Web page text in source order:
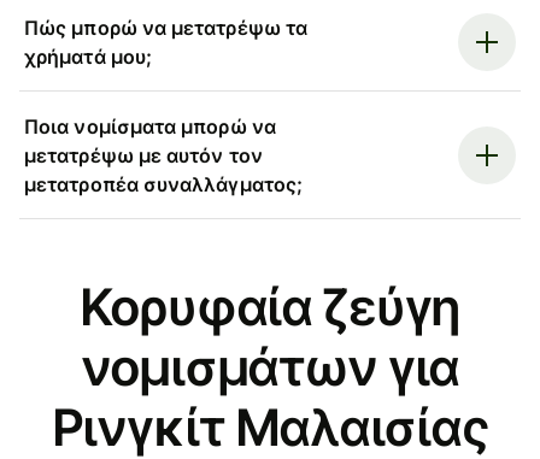
Πώς μπορώ να μετατρέψω τα
χρήματά μου;
Ποια νομίσματα μπορώ να
μετατρέψω με αυτόν τον
μετατροπέα συναλλάγματος;
Κορυφαία ζεύγη
νομισμάτων για
Ρινγκίτ Μαλαισίας